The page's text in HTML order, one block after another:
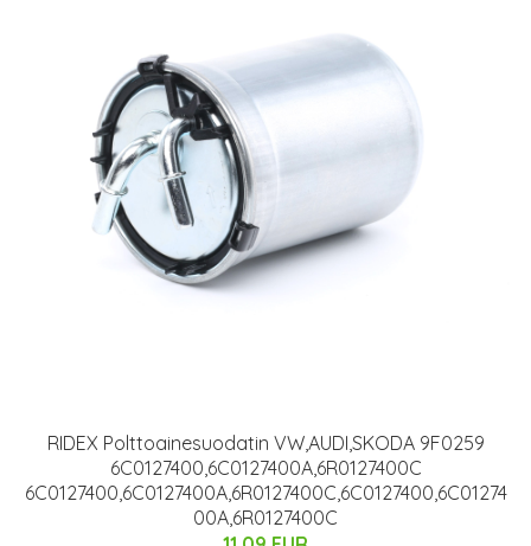
RIDEX Polttoainesuodatin VW,AUDI,SKODA 9F0259
6C0127400,6C0127400A,6R0127400C
6C0127400,6C0127400A,6R0127400C,6C0127400,6C01274
00A,6R0127400C